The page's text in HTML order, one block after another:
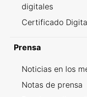
digitales
Certificado
Prensa
Noticias en los
Notas de prensa